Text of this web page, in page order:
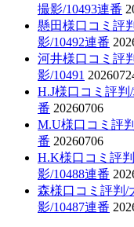
撮影/10493連番
懸田様口コミ評
影/10492連番
河井様口コミ評
影/10491
H.J様口コミ評判
番 20260706
M.U様口コミ評
番 20260706
H.K様口コミ評
影/10488連番
森様口コミ評判/
影/10487連番